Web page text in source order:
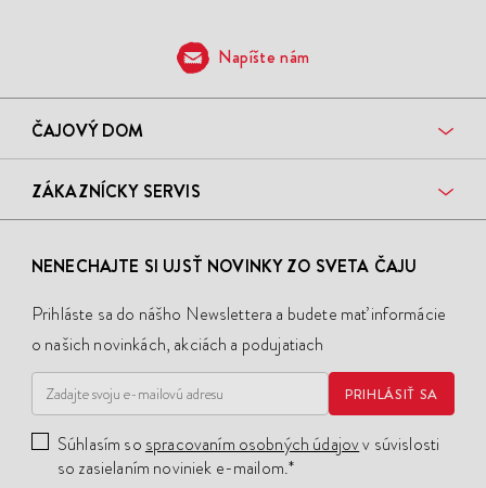
Napíšte nám
ČAJOVÝ DOM
ZÁKAZNÍCKY SERVIS
NENECHAJTE SI UJSŤ NOVINKY ZO SVETA ČAJU
Prihláste sa do nášho Newslettera a budete mať informácie
o našich novinkách, akciách a podujatiach
PRIHLÁSIŤ SA
Súhlasím so spracovaním osobných údajovv súvislosti
so zasielaním noviniek e-mailom.*